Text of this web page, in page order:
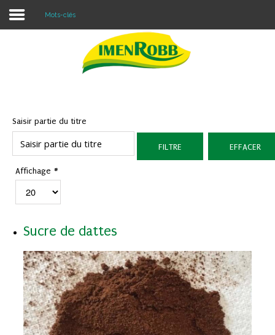
Contacter Nous
Blog
Mots-clés
Saisir partie du titre
FILTRE EFFACER
Affichage #
Sucre de dattes